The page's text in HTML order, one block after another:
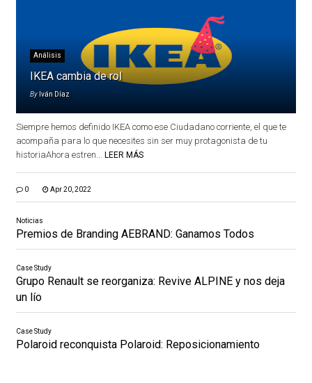
Análisis
IKEA cambia de rol
By Iván Díaz
Siempre hemos definido IKEA como ese Ciudadano corriente, el que te
acompaña para lo que necesites sin ser muy protagonista de tu
historiaAhora estren... LEER MÁS
0 Apr 20, 2022
Noticias
Premios de Branding AEBRAND: Ganamos Todos
Case Study
Grupo Renault se reorganiza: Revive ALPINE y nos deja
un lío
Case Study
Polaroid reconquista Polaroid: Reposicionamiento